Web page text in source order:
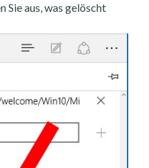
Sie aus, was gelöscht